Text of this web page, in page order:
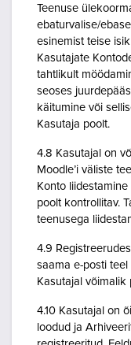
Teenuse
ebaturvalise/
esinemist teise
Kasutajate
tahtlikult
seoses
käitumine või
Kasutaja poolt.
4.8 Kasutajal on
Moodle’i väliste
Konto
poolt kontrollitav.
teenusega
4.9
saama e-posti
Kasutajal võimalik
4.10 Kasutajal on
loodud ja